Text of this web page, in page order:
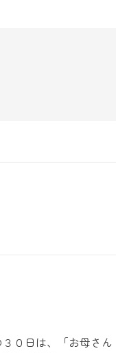
３０日は、「お母さん